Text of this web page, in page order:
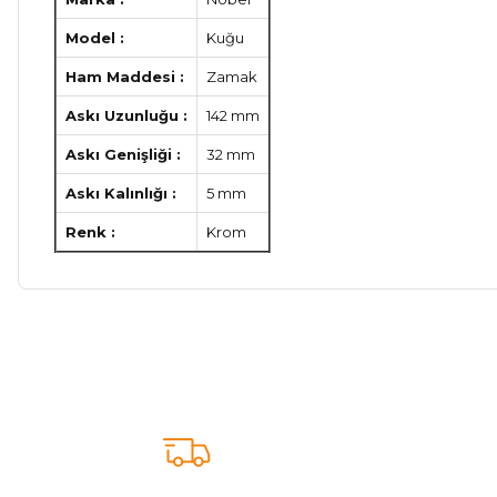
Model : Kuğu
Ham Maddesi : Zamak
Askı Uzunluğu : 142 mm
Askı Genişliği : 32 mm
Askı Kalınlığı : 5 mm
Renk : Krom
Ürün açıklamasında eksik bilgiler bulunuyor.